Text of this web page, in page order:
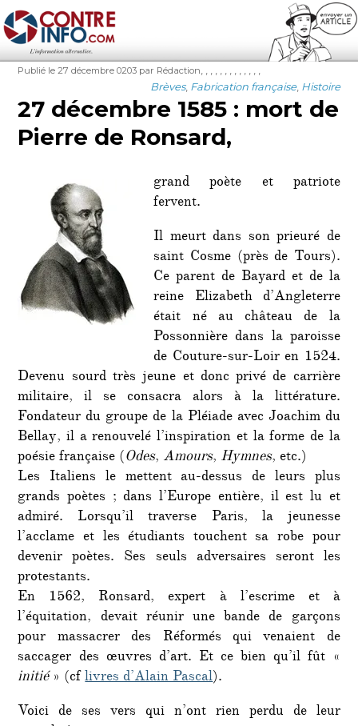
Contre-Info
Publié
Publié le 27 décembre 0203 Auteur
par Rédaction
Catégories
Brèves, Fabrication française, Histoire
27 décembre 1585 : mort de
Pierre de Ronsard,
grand poète et patriote
fervent.
Il meurt dans son prieuré de
saint Cosme (près de Tours).
Ce parent de Bayard et de la
reine Elizabeth d’Angleterre
était né au château de la
Possonnière dans la paroisse
de Couture-sur-Loir en 1524.
Devenu sourd très jeune et donc privé de carrière
militaire, il se consacra alors à la littérature.
Fondateur du groupe de la Pléiade avec Joachim du
Bellay, il a renouvelé l’inspiration et la forme de la
poésie française (Odes, Amours, Hymnes, etc.)
Les Italiens le mettent au-dessus de leurs plus
grands poètes ; dans l’Europe entière, il est lu et
admiré. Lorsqu’il traverse Paris, la jeunesse
l’acclame et les étudiants touchent sa robe pour
devenir poètes. Ses seuls adversaires seront les
protestants.
En 1562, Ronsard, expert à l’escrime et à
l’équitation, devait réunir une bande de garçons
pour massacrer des Réformés qui venaient de
saccager des œuvres d’art. Et ce bien qu’il fût «
initié» (cflivres d’Alain Pascal).
Voici de ses vers qui n’ont rien perdu de leur